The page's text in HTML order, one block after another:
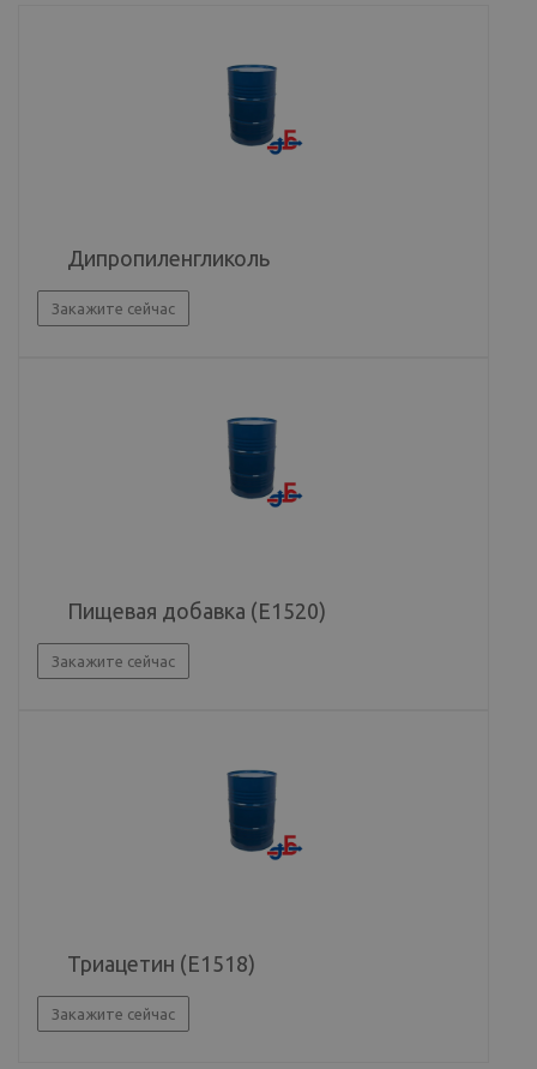
Дипропиленгликоль
Закажите сейчас
Пищевая добавка (E1520)
Закажите сейчас
Триацетин (Е1518)
Закажите сейчас